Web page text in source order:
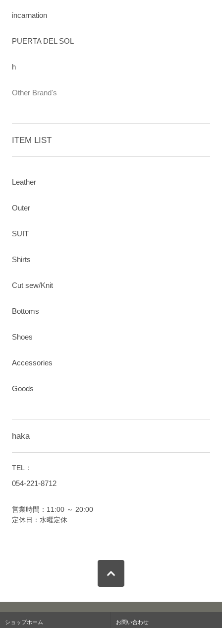
incarnation
PUERTA DEL SOL
h
Other Brand's
ITEM LIST
Leather
Outer
SUIT
Shirts
Cut sew/Knit
Bottoms
Shoes
Accessories
Goods
haka
TEL：
054-221-8712
営業時間：11:00 ～ 20:00
定休日：水曜定休
ショップホーム お問い合わせ